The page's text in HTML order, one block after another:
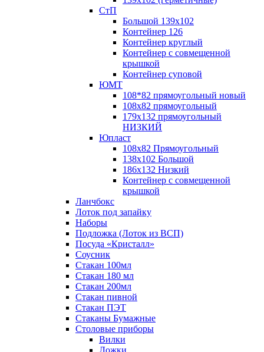
СтП
Большой 139х102
Контейнер 126
Контейнер круглый
Контейнер с совмещенной
крышкой
Контейнер суповой
ЮМТ
108*82 прямоугольный новый
108х82 прямоугольный
179х132 прямоугольный
НИЗКИЙ
Юпласт
108х82 Прямоугольный
138х102 Большой
186х132 Низкий
Контейнер с совмещенной
крышкой
Ланчбокс
Лоток под запайку
Наборы
Подложка (Лоток из ВСП)
Посуда «Кристалл»
Соусник
Стакан 100мл
Стакан 180 мл
Стакан 200мл
Стакан пивной
Стакан ПЭТ
Стаканы Бумажные
Столовые приборы
Вилки